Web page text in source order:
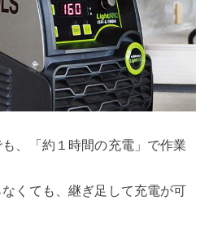
、「約１時間の充電」で作業
なくても、継ぎ足して充電が可